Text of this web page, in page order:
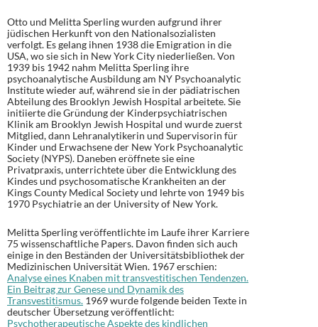
Otto und Melitta Sperling wurden aufgrund ihrer
jüdischen Herkunft von den Nationalsozialisten
verfolgt. Es gelang ihnen 1938 die Emigration in die
USA, wo sie sich in New York City niederließen. Von
1939 bis 1942 nahm Melitta Sperling ihre
psychoanalytische Ausbildung am NY Psychoanalytic
Institute wieder auf, während sie in der pädiatrischen
Abteilung des Brooklyn Jewish Hospital arbeitete. Sie
initiierte die Gründung der Kinderpsychiatrischen
Klinik am Brooklyn Jewish Hospital und wurde zuerst
Mitglied, dann Lehranalytikerin und Supervisorin für
Kinder und Erwachsene der New York Psychoanalytic
Society (NYPS). Daneben eröffnete sie eine
Privatpraxis, unterrichtete über die Entwicklung des
Kindes und psychosomatische Krankheiten an der
Kings County Medical Society und lehrte von 1949 bis
1970 Psychiatrie an der University of New York.
Melitta Sperling veröffentlichte im Laufe ihrer Karriere
75 wissenschaftliche Papers. Davon finden sich auch
einige in den Beständen der Universitätsbibliothek der
Medizinischen Universität Wien. 1967 erschien:
Analyse eines Knaben mit transvestitischen Tendenzen.
Ein Beitrag zur Genese und Dynamik des
Transvestitismus. 1969 wurde folgende beiden Texte in
deutscher Übersetzung veröffentlicht:
Psychotherapeutische Aspekte des kindlichen